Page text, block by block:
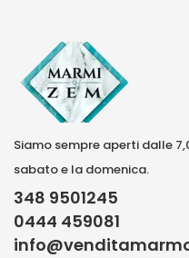
Siamo sempre aperti dalle
sabato e la domenica.
348 9501245
0444 459081